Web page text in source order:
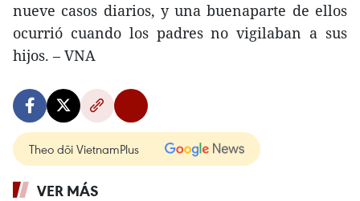
nueve casos diarios, y una buenaparte de ellos
ocurrió cuando los padres no vigilaban a sus
hijos. – VNA
Theo dõi VietnamPlus
VER MÁS